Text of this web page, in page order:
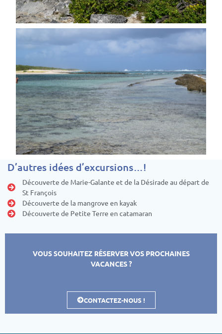
D’autres idées d’excursions…!
Découverte de Marie-Galante et de la Désirade au départ de
St François
Découverte de la mangrove en kayak
Découverte de Petite Terre en catamaran
VOUS SOUHAITEZ RÉSERVER VOS PROCHAINES
VACANCES ?
CONTACTEZ-NOUS !